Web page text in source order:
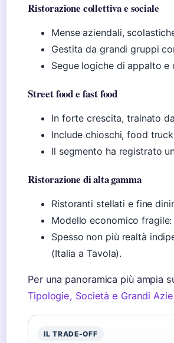
Ristorazione collettiva e sociale
Mense aziendali,
Gestita da grandi gruppi
Segue logiche di appalto
Street food e fast food
In forte crescita, trainato
Include chioschi, food
Il segmento ha registrato
Ristorazione di alta gamma
Ristoranti stellati e fine
Modello economico
Spesso non più realtà
(Italia a Tavola).
Per una panoramica più ampia
Tipologie, Società e Grandi
IL TRADE-OFF